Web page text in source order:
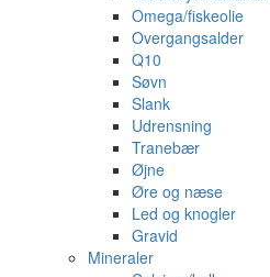
Omega/fiskeolie
Overgangsalder
Q10
Søvn
Slank
Udrensning
Tranebær
Øjne
Øre og næse
Led og knogler
Gravid
Mineraler